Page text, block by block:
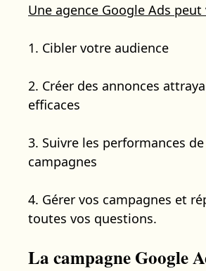
Une agence Google Ads
1. Cibler votre audience
2. Créer des annonces
efficaces
3. Suivre les performances
campagnes
4. Gérer vos campagnes et
toutes vos questions.
La campagne Google